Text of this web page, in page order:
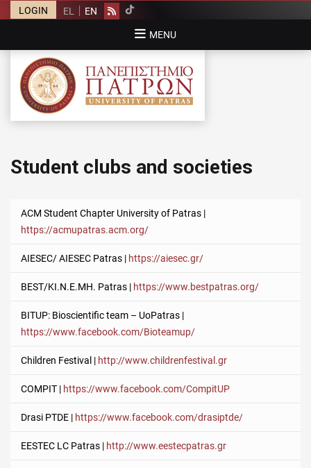
LOGIN EL EN Rss
MENU
UNIVERSITY OF PATRAS
University of Patras
Student clubs and societies
ACM Student Chapter University of Patras |
https://acmupatras.acm.org/
AIESEC/ AIESEC Patras | https://aiesec.gr/
BEST/ΚΙ.Ν.Ε.ΜΗ. Patras | https://www.bestpatras.org/
BITUP: Bioscientific team – UoPatras |
https://www.facebook.com/Bioteamup/
Children Festival | http://www.childrenfestival.gr
COMPIT | https://www.facebook.com/CompitUP
Drasi PTDE | https://www.facebook.com/drasiptde/
EESTEC LC Patras | http://www.eestecpatras.gr